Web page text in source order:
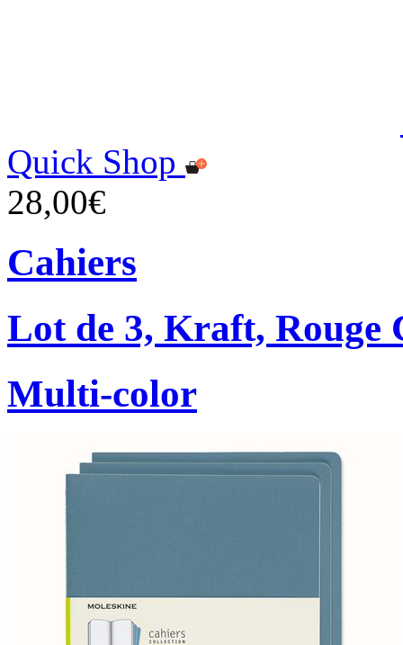
Quick Shop
28,00€
Cahiers
Lot de 3, Kraft, Rouge
Multi-color